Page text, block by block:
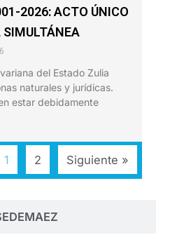
2026: ACTO ÚNICO
SIMULTÁNEA
del Estado Zulia
naturales y jurídicas.
estar debidamente
1 2 Siguiente »